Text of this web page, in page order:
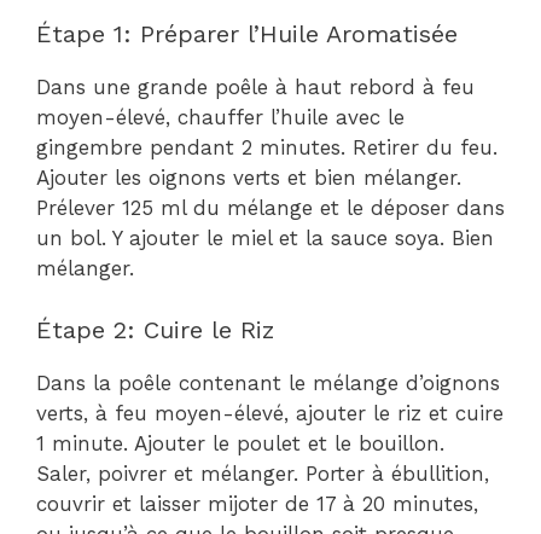
Étape 1: Préparer l’Huile Aromatisée
Dans une grande poêle à haut rebord à feu
moyen-élevé, chauffer l’huile avec le
gingembre pendant 2 minutes. Retirer du feu.
Ajouter les oignons verts et bien mélanger.
Prélever 125 ml du mélange et le déposer dans
un bol. Y ajouter le miel et la sauce soya. Bien
mélanger.
Étape 2: Cuire le Riz
Dans la poêle contenant le mélange d’oignons
verts, à feu moyen-élevé, ajouter le riz et cuire
1 minute. Ajouter le poulet et le bouillon.
Saler, poivrer et mélanger. Porter à ébullition,
couvrir et laisser mijoter de 17 à 20 minutes,